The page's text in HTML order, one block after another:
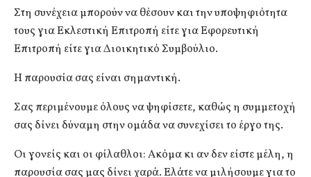
Στη συνέχεια μπορούν να θέσουν και την υποψηφιότητα
τους για Εκλεστική Επιτροπή είτε για Εφορευτική
Επιτροπή είτε για Διοικητικό Συμβούλιο.
Η παρουσία σας είναι σημαντική.
Σας περιμένουμε όλους να ψηφίσετε, καθώς η συμμετοχή
σας δίνει δύναμη στην ομάδα να συνεχίσει το έργο της.
Οι γονείς και οι φίλαθλοι: Ακόμα κι αν δεν είστε μέλη, η
παρουσία σας μας δίνει χαρά. Ελάτε να μιλήσουμε για το